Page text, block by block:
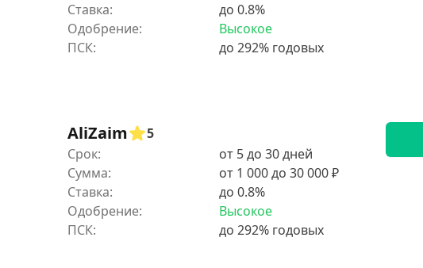
Ставка:
до 0.8%
Одобрение:
Высокое
AliZaim
5
Срок:
от 5 до 30 дней
Сумма:
от 1 000 до 30 000 ₽
Ставка:
до 0.8%
Одобрение:
Высокое